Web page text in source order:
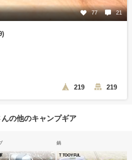
77 21
219 219
の他のキャンプギア
鍋
T TOOYFUL